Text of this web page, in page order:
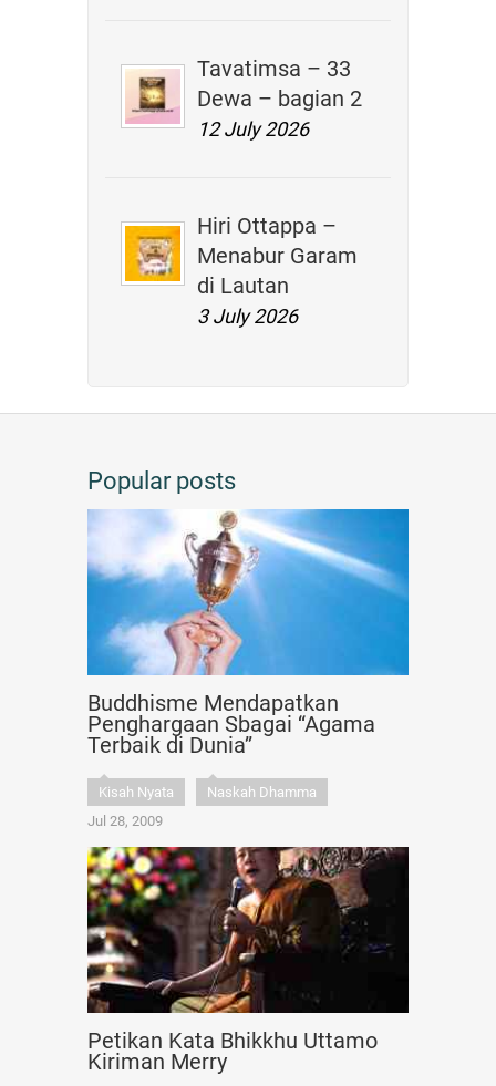
Tavatimsa – 33
Dewa – bagian 2
12 July 2026
Hiri Ottappa –
Menabur Garam
di Lautan
3 July 2026
Popular posts
Buddhisme Mendapatkan
Penghargaan Sbagai “Agama
Terbaik di Dunia”
Kisah Nyata
Naskah Dhamma
Jul 28, 2009
Petikan Kata Bhikkhu Uttamo
Kiriman Merry